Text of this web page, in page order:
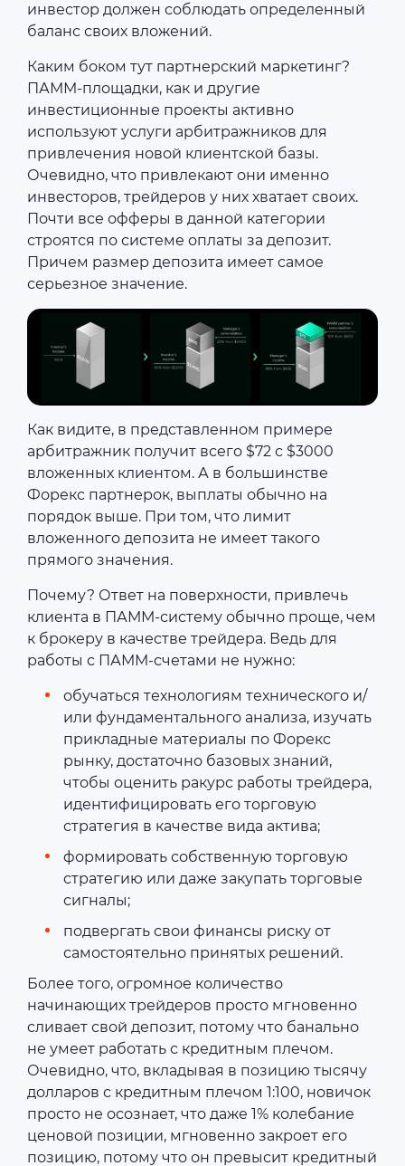
инвестор должен соблюдать определенный
баланс своих вложений.
Каким боком тут партнерский маркетинг?
ПАММ-площадки, как и другие
инвестиционные проекты активно
используют услуги арбитражников для
привлечения новой клиентской базы.
Очевидно, что привлекают они именно
инвесторов, трейдеров у них хватает своих.
Почти все офферы в данной категории
строятся по системе оплаты за депозит.
Причем размер депозита имеет самое
серьезное значение.
Как видите, в представленном примере
арбитражник получит всего $72 с $3000
вложенных клиентом. А в большинстве
Форекс партнерок, выплаты обычно на
порядок выше. При том, что лимит
вложенного депозита не имеет такого
прямого значения.
Почему? Ответ на поверхности, привлечь
клиента в ПАММ-систему обычно проще, чем
к брокеру в качестве трейдера. Ведь для
работы с ПАММ-счетами не нужно:
обучаться технологиям технического и/
или фундаментального анализа, изучать
прикладные материалы по Форекс
рынку, достаточно базовых знаний,
чтобы оценить ракурс работы трейдера,
идентифицировать его торговую
стратегия в качестве вида актива;
формировать собственную торговую
стратегию или даже закупать торговые
сигналы;
подвергать свои финансы риску от
самостоятельно принятых решений.
Более того, огромное количество
начинающих трейдеров просто мгновенно
сливает свой депозит, потому что банально
не умеет работать с кредитным плечом.
Очевидно, что, вкладывая в позицию тысячу
долларов с кредитным плечом 1:100, новичок
просто не осознает, что даже 1% колебание
ценовой позиции, мгновенно закроет его
позицию, потому что он превысит кредитный